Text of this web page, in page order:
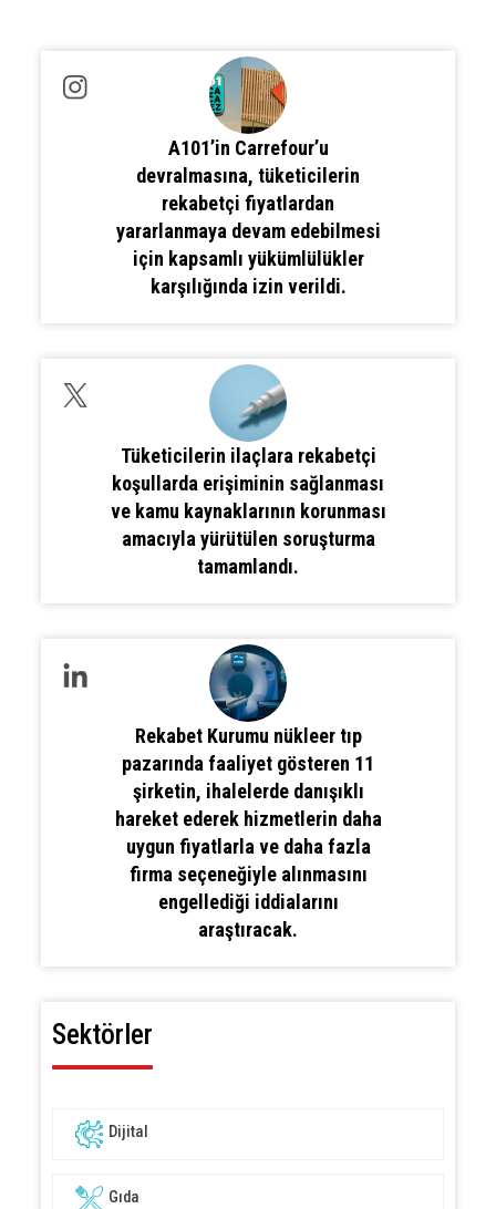
A101’in Carrefour’u
devralmasına, tüketicilerin
rekabetçi fiyatlardan
yararlanmaya devam edebilmesi
için kapsamlı yükümlülükler
karşılığında izin verildi.
Tüketicilerin ilaçlara rekabetçi
koşullarda erişiminin sağlanması
ve kamu kaynaklarının korunması
amacıyla yürütülen soruşturma
tamamlandı.
Rekabet Kurumu nükleer tıp
pazarında faaliyet gösteren 11
şirketin, ihalelerde danışıklı
hareket ederek hizmetlerin daha
uygun fiyatlarla ve daha fazla
firma seçeneğiyle alınmasını
engellediği iddialarını
araştıracak.
Sektörler
Dijital
Gıda